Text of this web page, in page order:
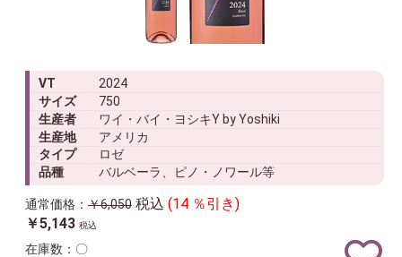
VT
2024
サイズ
750
生産者
ワイ・バイ・ヨシキY by Yoshiki
生産地
アメリカ
タイプ
ロゼ
品種
バルベーラ、ピノ・ノワール等
通常価格： ￥6,050 税込 (14 ％引き)
￥5,143 税込
在庫数：〇